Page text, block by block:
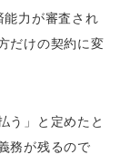
能力が審査され
だけの契約に変
う」と定めたと
務が残るので